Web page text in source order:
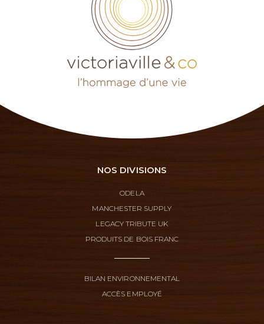
NOS DIVISIONS
ODELA
MANCHESTER SUPPLY
LEGACY TRIBUTE UK
PRODUITS DE BOIS FRANC
BILAN ENVIRONNEMENTAL
ACCÈS EMPLOYÉ